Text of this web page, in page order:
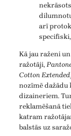
arī
Kā jau raženi
ražotāji,
Cotton
nozīmē dažādu
dizaineriem.
reklamēšanā
katram
balstās uz